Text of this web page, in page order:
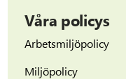
Våra policys
Arbetsmiljöpolicy
Miljöpolicy